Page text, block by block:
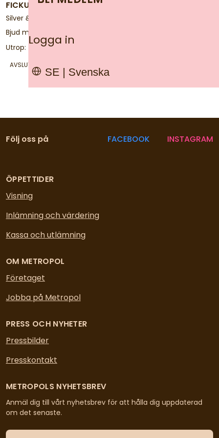
Logga in
SE | Svenska
FICKUR MED KEDJA
Silver & Doublé
Bjud mer än:
Utrop:
AVSLUTAS
Följ oss på FACEBOOK INSTAGRAM
ÖPPETTIDER
Visning
Inlämning och värdering
Kassa och utlämning
OM METROPOL
Företaget
Jobba på Metropol
PRESS OCH NYHETER
Pressbilder
Presskontakt
METROPOLS NYHETSBREV
Anmäl dig till vårt nyhetsbrev för att hålla dig uppdaterad
om det senaste.